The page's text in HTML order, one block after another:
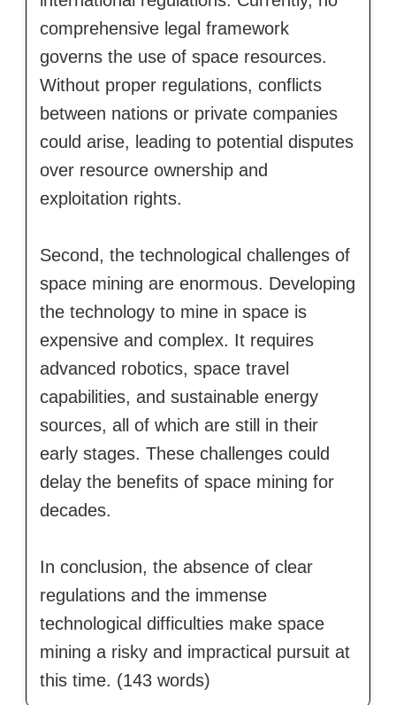
comprehensive legal framework
governs the use of space resources.
Without proper regulations, conflicts
between nations or private companies
could arise, leading to potential disputes
over resource ownership and
exploitation rights.
Second, the technological challenges of
space mining are enormous. Developing
the technology to mine in space is
expensive and complex. It requires
advanced robotics, space travel
capabilities, and sustainable energy
sources, all of which are still in their
early stages. These challenges could
delay the benefits of space mining for
decades.
In conclusion, the absence of clear
regulations and the immense
technological difficulties make space
mining a risky and impractical pursuit at
this time. (143 words)